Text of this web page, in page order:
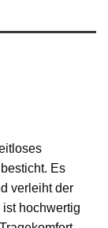
Es
verleiht der
hochwertig